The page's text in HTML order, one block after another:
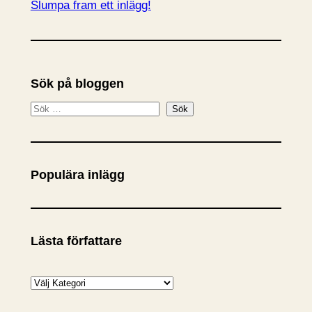
Slumpa fram ett inlägg!
Sök på bloggen
S
k
Sök
Populära inlägg
Lästa författare
K